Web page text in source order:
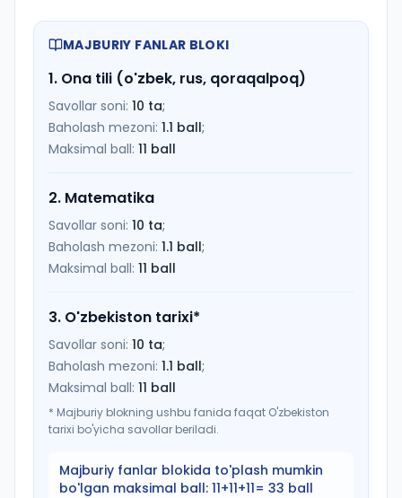
MAJBURIY FANLAR BLOKI
1. Ona tili (o'zbek, rus, qoraqalpoq)
Savollar soni: 10 ta;
Baholash mezoni: 1.1 ball;
Maksimal ball: 11 ball
2. Matematika
Savollar soni: 10 ta;
Baholash mezoni: 1.1 ball;
Maksimal ball: 11 ball
3. O'zbekiston tarixi*
Savollar soni: 10 ta;
Baholash mezoni: 1.1 ball;
Maksimal ball: 11 ball
* Majburiy blokning ushbu fanida faqat O'zbekiston
tarixi bo'yicha savollar beriladi.
Majburiy fanlar blokida to'plash mumkin
bo'lgan maksimal ball: 11+11+11= 33 ball